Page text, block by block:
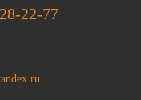
22-77